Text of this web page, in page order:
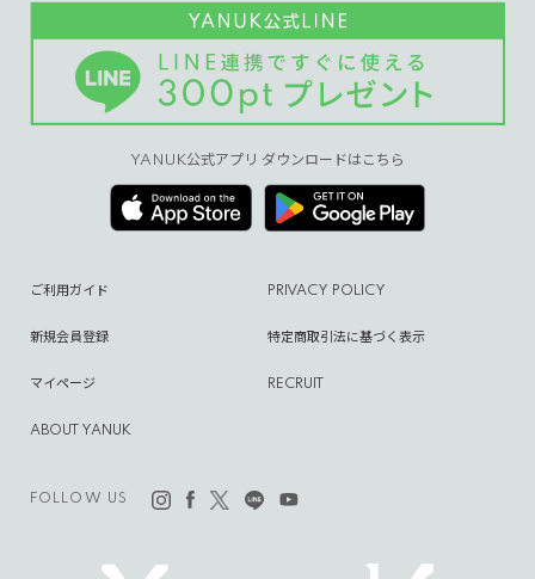
YANUK公式アプリ ダウンロードはこちら
FOLLOW US
ご利用ガイド PRIVACY POLICY
新規会員登録 特定商取引法に基づく表示
マイページ RECRUIT
ABOUT YANUK